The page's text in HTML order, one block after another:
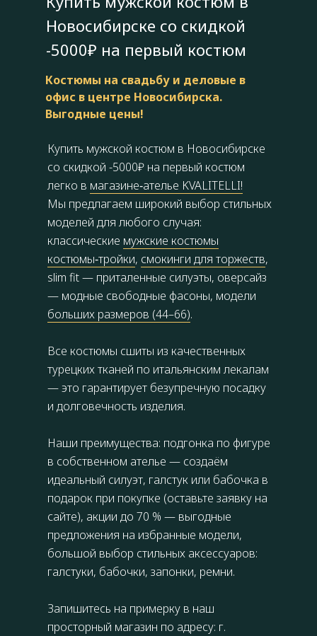
Новосибирске со скидкой
-5000₽ на первый костюм
Купить мужской костюм в Новосибирске
со скидкой -5000₽ на первый костюм
легко в магазине‑ателье KVALITELLI!
Мы предлагаем широкий выбор стильных
моделей для любого случая:
классические мужские костюмы
костюмы‑тройки, смокинги для торжеств,
slim fit — приталенные силуэты, оверсайз
— модные свободные фасоны, модели
больших размеров (44–66).
Все костюмы сшиты из качественных
турецких тканей по итальянским лекалам
— это гарантирует безупречную посадку
и долговечность изделия.
Наши преимущества: подгонка по фигуре
в собственном ателье — создаём
идеальный силуэт, галстук или бабочка в
подарок при покупке (оставьте заявку на
сайте), акции до 70 % — выгодные
предложения на избранные модели,
большой выбор стильных аксессуаров:
галстуки, бабочки, запонки, ремни.
Запишитесь на примерку в наш
просторный магазин по адресу: г.
Костюмы на свадьбу и деловые в
офис в центре Новосибирска.
Выгодные цены!